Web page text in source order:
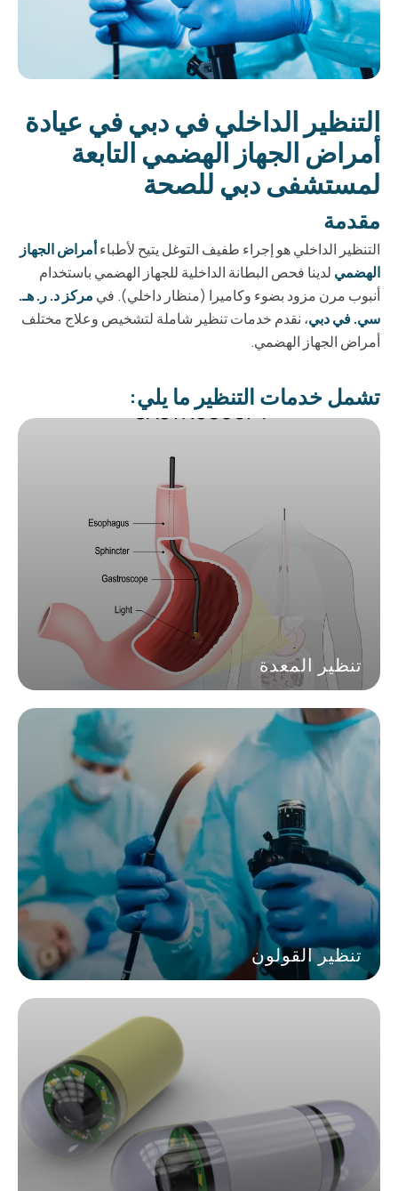
التنظير الداخلي في دبي في عيادة
أمراض الجهاز الهضمي التابعة
لمستشفى دبي للصحة
مقدمة
التنظير الداخلي هو إجراء طفيف التوغل يتيح لأطباءأمراض الجهاز
الهضمي لدينا فحص البطانة الداخلية للجهاز الهضمي باستخدام
أنبوب مرن مزود بضوء وكاميرا (منظار داخلي). في مركز د. ر. هـ.
سي. في دبي، نقدم خدمات تنظير شاملة لتشخيص وعلاج مختلف
أمراض الجهاز الهضمي.
تشمل خدمات التنظير ما يلي:
تنظير المعدة
تنظير القولون